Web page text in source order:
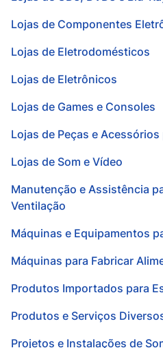
Lojas de Componentes
Lojas de Eletrodomésticos
Lojas de Eletrônicos
Lojas de Games e Consoles
Lojas de Peças e Acessórios
Lojas de Som e Vídeo
Manutenção e Assistência
Ventilação
Máquinas e Equipamentos
Máquinas para Fabricar
Produtos Importados para
Produtos e Serviços
Projetos e Instalações de